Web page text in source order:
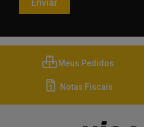
Meus Pedidos
Notas Fiscais